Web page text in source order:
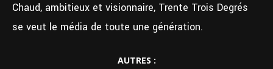
Chaud, ambitieux et visionnaire, Trente Trois Degrés
se veut le média de toute une génération.
AUTRES :